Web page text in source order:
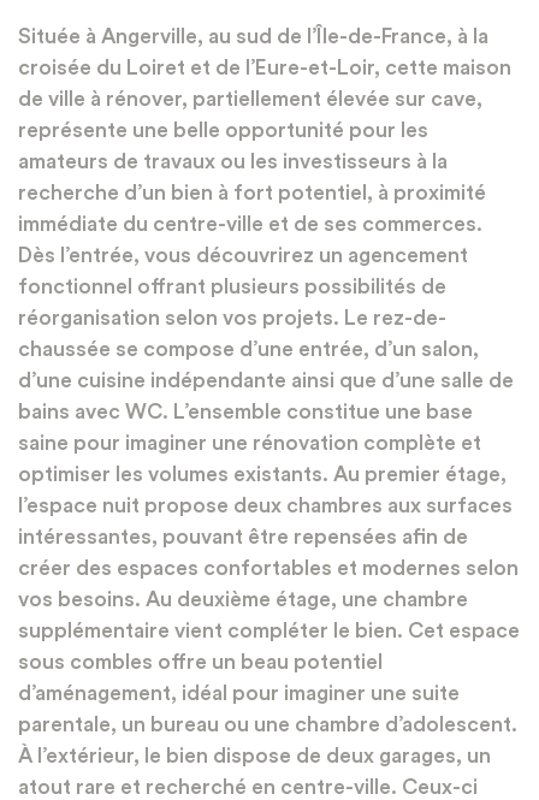
Située à Angerville, au sud de l’Île-de-France, à la
croisée du Loiret et de l’Eure-et-Loir, cette maison
de ville à rénover, partiellement élevée sur cave,
représente une belle opportunité pour les
amateurs de travaux ou les investisseurs à la
recherche d’un bien à fort potentiel, à proximité
immédiate du centre-ville et de ses commerces.
Dès l’entrée, vous découvrirez un agencement
fonctionnel offrant plusieurs possibilités de
réorganisation selon vos projets. Le rez-de-
chaussée se compose d’une entrée, d’un salon,
d’une cuisine indépendante ainsi que d’une salle de
bains avec WC. L’ensemble constitue une base
saine pour imaginer une rénovation complète et
optimiser les volumes existants. Au premier étage,
l’espace nuit propose deux chambres aux surfaces
intéressantes, pouvant être repensées afin de
créer des espaces confortables et modernes selon
vos besoins. Au deuxième étage, une chambre
supplémentaire vient compléter le bien. Cet espace
sous combles offre un beau potentiel
d’aménagement, idéal pour imaginer une suite
parentale, un bureau ou une chambre d’adolescent.
À l’extérieur, le bien dispose de deux garages, un
atout rare et recherché en centre-ville. Ceux-ci